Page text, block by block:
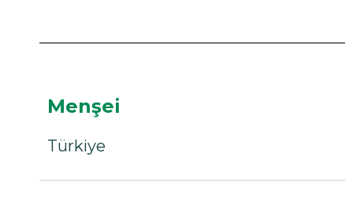
Menşei
Türkiye